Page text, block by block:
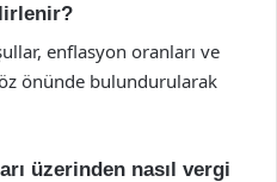
enflasyon oranları ve
önünde bulundurularak
üzerinden nasıl vergi